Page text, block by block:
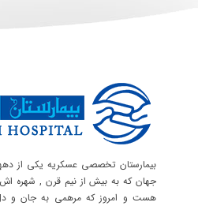
بیمارستان تخصصی عسکریه یکی از
جهان که به بیش از نیم قرن , شهره اش
هست و امروز که مرهمی به جان و دل